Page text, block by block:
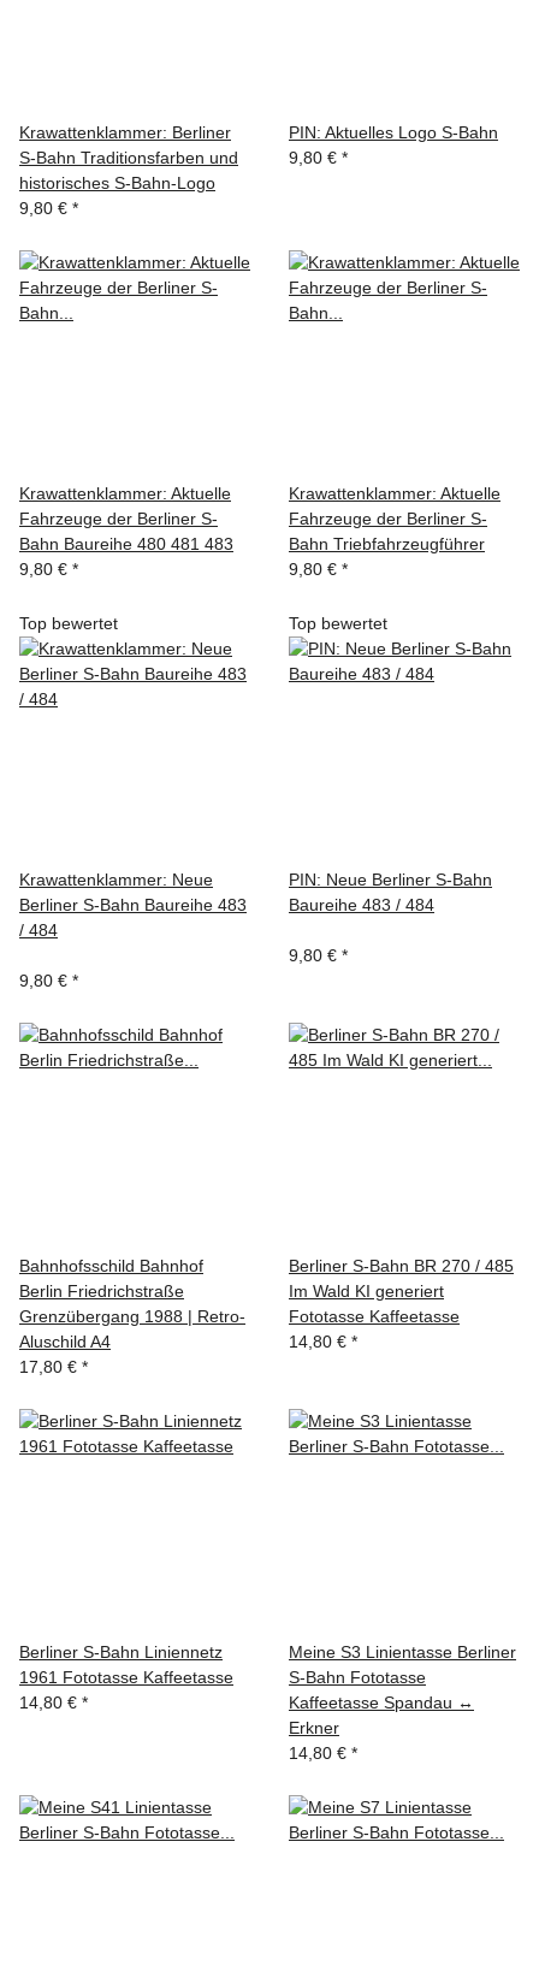
Krawattenklammer: Berliner
S-Bahn Traditionsfarben und
historisches S-Bahn-Logo
9,80 € *
PIN: Aktuelles Logo S-Bahn
9,80 € *
Krawattenklammer: Aktuelle
Fahrzeuge der Berliner S-
Bahn Baureihe 480 481 483
9,80 € *
Krawattenklammer: Aktuelle
Fahrzeuge der Berliner S-
Bahn Triebfahrzeugführer
9,80 € *
Top bewertet
Krawattenklammer: Neue
Berliner S-Bahn Baureihe 483
/ 484
9,80 € *
Top bewertet
PIN: Neue Berliner S-Bahn
Baureihe 483 / 484
9,80 € *
Bahnhofsschild Bahnhof
Berlin Friedrichstraße
Grenzübergang 1988 | Retro-
Aluschild A4
17,80 € *
Berliner S-Bahn BR 270 / 485
Im Wald KI generiert
Fototasse Kaffeetasse
14,80 € *
Berliner S-Bahn Liniennetz
1961 Fototasse Kaffeetasse
14,80 € *
Meine S3 Linientasse Berliner
S-Bahn Fototasse
Kaffeetasse Spandau ↔
Erkner
14,80 € *